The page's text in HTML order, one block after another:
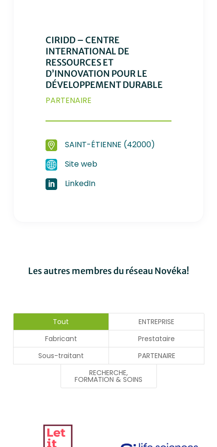
CIRIDD – CENTRE
INTERNATIONAL DE
RESSOURCES ET
D’INNOVATION POUR LE
DÉVELOPPEMENT DURABLE
PARTENAIRE
SAINT-ÉTIENNE (42000)
Site web
LinkedIn
Les autres membres du réseau Novéka!
Tout
ENTREPRISE
Fabricant
Prestataire
Sous-traitant
PARTENAIRE
RECHERCHE,
FORMATION & SOINS